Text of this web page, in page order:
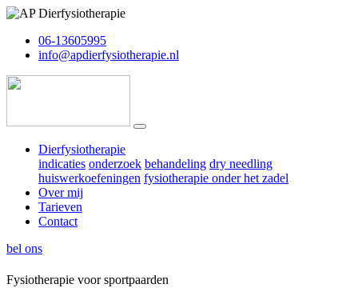
06-13605995
info@apdierfysiotherapie.nl
Dierfysiotherapie
indicaties onderzoek behandeling dry needling
huiswerkoefeningen fysiotherapie onder het zadel
Over mij
Tarieven
Contact
bel ons
Fysiotherapie voor sportpaarden